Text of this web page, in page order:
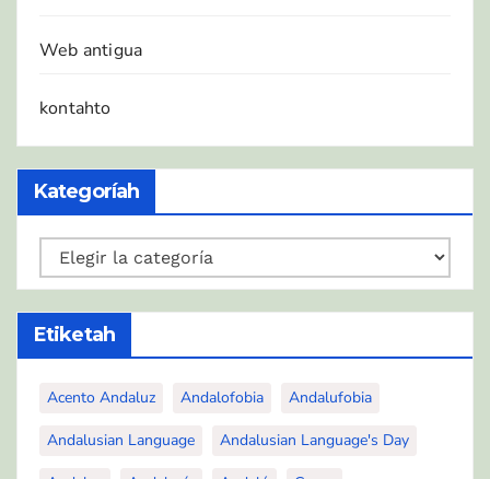
Web antigua
kontahto
Kategoríah
Kategoríah
Etiketah
Acento Andaluz Andalofobia Andalufobia
Andalusian Language Andalusian Language's Day